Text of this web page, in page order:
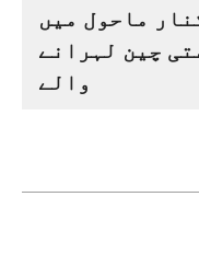
ماحول میں
کے لیے 10 دستی چین لہرانے
والے